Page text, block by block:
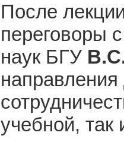
После
переговоры
наук БГУ
учебной,